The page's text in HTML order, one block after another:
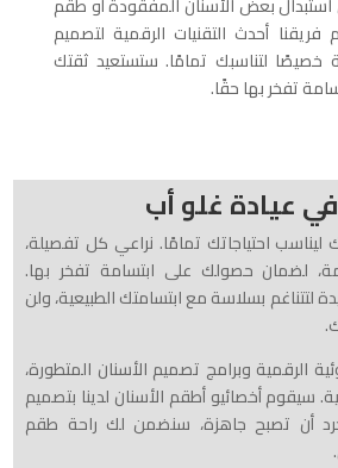
أحدث التقنيات الرقمية لتصميم
لتناسبك تمامًا. ستستعيد ثقتك
تفخر بها حقًا.
عيادة غلو أب
احتياجاتك تمامًا. نراعي كل تفصيلة،
لضمان حصولك على ابتسامة تفخر بها.
لتتناغم بسلاسة مع ابتسامتك الطبيعية، ولن
الرقمية وبرامج تصميم الأسنان المتطورة،
أخصائيو أطقم الأسنان لدينا بتصميم
أن تصبح جاهزة، سنضمن لك راحة طقم